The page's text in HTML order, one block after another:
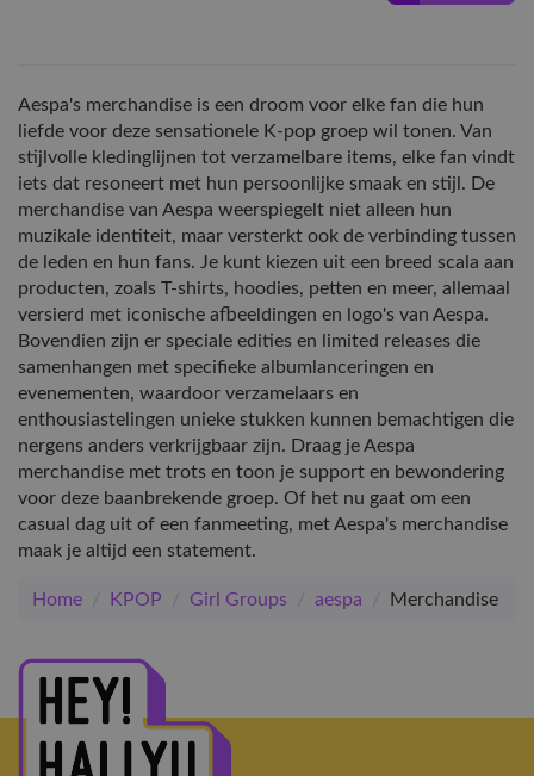
Aespa's merchandise is een droom voor elke fan die hun
liefde voor deze sensationele K-pop groep wil tonen. Van
stijlvolle kledinglijnen tot verzamelbare items, elke fan vindt
iets dat resoneert met hun persoonlijke smaak en stijl. De
merchandise van Aespa weerspiegelt niet alleen hun
muzikale identiteit, maar versterkt ook de verbinding tussen
de leden en hun fans. Je kunt kiezen uit een breed scala aan
producten, zoals T-shirts, hoodies, petten en meer, allemaal
versierd met iconische afbeeldingen en logo's van Aespa.
Bovendien zijn er speciale edities en limited releases die
samenhangen met specifieke albumlanceringen en
evenementen, waardoor verzamelaars en
enthousiastelingen unieke stukken kunnen bemachtigen die
nergens anders verkrijgbaar zijn. Draag je Aespa
merchandise met trots en toon je support en bewondering
voor deze baanbrekende groep. Of het nu gaat om een
casual dag uit of een fanmeeting, met Aespa's merchandise
maak je altijd een statement.
Home / KPOP / Girl Groups / aespa / Merchandise